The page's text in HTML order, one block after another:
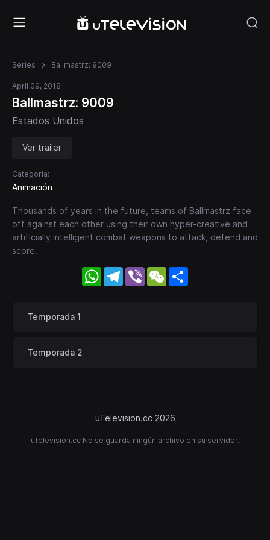
Series Ballmastrz: 9009
April 09, 2018
Ballmastrz: 9009
Estados Unidos
Ver trailer
Categoría:
Animación
Thousands of years in the future, teams of Ballmastrz face
off against each other using their own hyper-creative and
artificially intelligent combat weapons to attack, defend and
score.
WhatsApp
Telegram
Viber WeChat
Temporada 1
Temporada 2
uTelevision.cc 2026
uTelevision.cc No se guarda ningún archivo en su servidor.